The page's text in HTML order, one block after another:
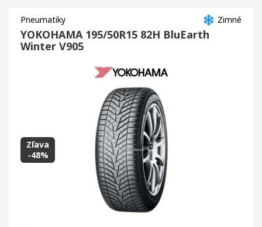
Zimné
Pneumatiky
YOKOHAMA 195/50R15 82H BluEarth
Winter V905
Zľava
-48%